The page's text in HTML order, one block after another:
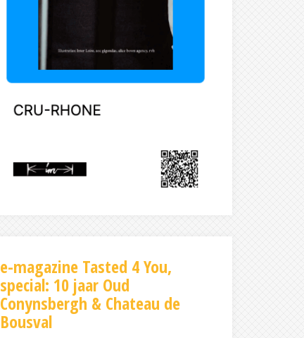
e-magazine Tasted 4 You,
special: 10 jaar Oud
Conynsbergh & Chateau de
Bousval